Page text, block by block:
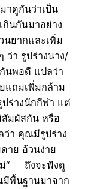
าดูกันว่าเป็น
กินกันมาอย่าง
นยากและเพิ่ม
ว่า รูปร่างนาง/
นพอดี แปลว่า
แถมเพิ่มกล้าม
ปร่างนักกีฬา แต่
มผัสกัน หรือ
ว่า คุณมีรูปร่าง
าย อ้วนง่าย
ม่“ ถึงจะฟังดู
มีพื้นฐานมาจาก